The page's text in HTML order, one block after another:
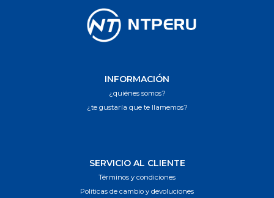
INFORMACIÓN
¿quiénes somos?
¿te gustaría que te llamemos?
SERVICIO AL CLIENTE
Términos y condiciones
Políticas de cambio y devoluciones